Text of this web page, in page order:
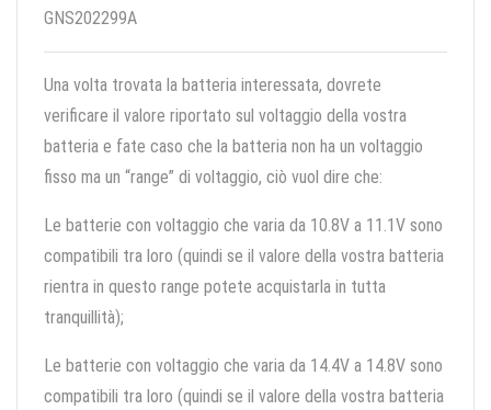
GNS202299A
Una volta trovata la batteria interessata, dovrete
verificare il valore riportato sul voltaggio della vostra
batteria e fate caso che la batteria non ha un voltaggio
fisso ma un “range” di voltaggio, ciò vuol dire che:
Le batterie con voltaggio che varia da 10.8V a 11.1V sono
compatibili tra loro (quindi se il valore della vostra batteria
rientra in questo range potete acquistarla in tutta
tranquillità);
Le batterie con voltaggio che varia da 14.4V a 14.8V sono
compatibili tra loro (quindi se il valore della vostra batteria